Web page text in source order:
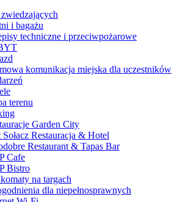
i bagażu
techniczne i przeciwpożarowe
komunikacja miejska dla uczestników
terenu
Garden City
Sołacz Restauracja & Hotel
Restaurant & Tapas Bar
Cafe
Bistro
na targach
dla niepełnosprawnych